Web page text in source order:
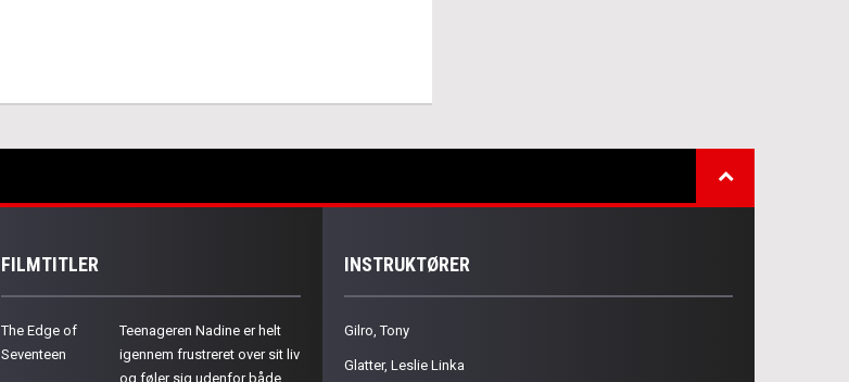
FILMTITLER
The Edge of
Seventeen
Teenageren Nadine er helt
igennem frustreret over sit liv
og føler sig udenfor både
INSTRUKTØRER
Gilro, Tony
Glatter, Leslie Linka